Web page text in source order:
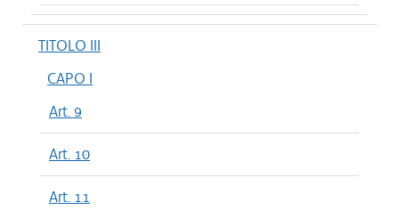
TITOLO III
CAPO I
Art. 9
Art. 10
Art. 11